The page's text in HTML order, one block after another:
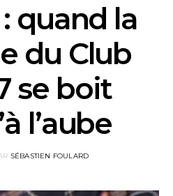
quand la
du Club
se boit
l’aube
SÉBASTIEN FOULARD